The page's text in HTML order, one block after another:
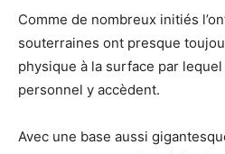
Comme de nombreux initiés
souterraines ont presque
physique à la surface par
personnel y accèdent.
Avec une base aussi